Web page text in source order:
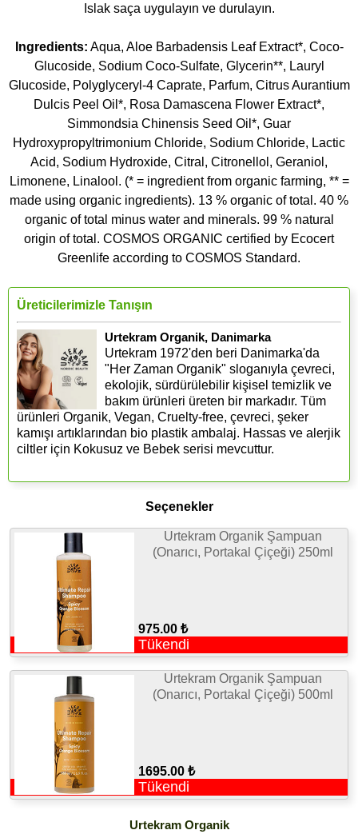
Islak saça uygulayın ve durulayın.
Ingredients: Aqua, Aloe Barbadensis Leaf Extract*, Coco-
Glucoside, Sodium Coco-Sulfate, Glycerin**, Lauryl
Glucoside, Polyglyceryl-4 Caprate, Parfum, Citrus Aurantium
Dulcis Peel Oil*, Rosa Damascena Flower Extract*,
Simmondsia Chinensis Seed Oil*, Guar
Hydroxypropyltrimonium Chloride, Sodium Chloride, Lactic
Acid, Sodium Hydroxide, Citral, Citronellol, Geraniol,
Limonene, Linalool. (* = ingredient from organic farming, ** =
made using organic ingredients). 13 % organic of total. 40 %
organic of total minus water and minerals. 99 % natural
origin of total. COSMOS ORGANIC certified by Ecocert
Greenlife according to COSMOS Standard.
Üreticilerimizle Tanışın
Urtekram Organik, Danimarka
Urtekram 1972'den beri Danimarka'da
"Her Zaman Organik" sloganıyla çevreci,
ekolojik, sürdürülebilir kişisel temizlik ve
bakım ürünleri üreten bir markadır. Tüm
ürünleri Organik, Vegan, Cruelty-free, çevreci, şeker
kamışı artıklarından bio plastik ambalaj. Hassas ve alerjik
ciltler için Kokusuz ve Bebek serisi mevcuttur.
Seçenekler
Urtekram Organik Şampuan
(Onarıcı, Portakal Çiçeği) 250ml
975.00 ₺
Tükendi
Urtekram Organik Şampuan
(Onarıcı, Portakal Çiçeği) 500ml
1695.00 ₺
Tükendi
Urtekram Organik